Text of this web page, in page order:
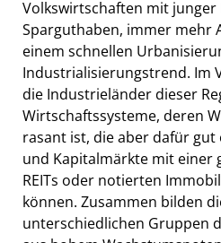
Volkswirtschaften mit
Sparguthaben, immer mehr
einem schnellen
Industrialisierungstrend. Im
die Industrieländer dieser
Wirtschaftssysteme, deren
rasant ist, die aber dafür
und Kapitalmärkte mit einer
REITs oder notierten
können. Zusammen bilden
unterschiedlichen Gruppen